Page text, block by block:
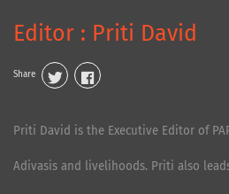
Editor : Priti David
Share
Priti David is the Executive Editor of
Adivasis and livelihoods. Priti also